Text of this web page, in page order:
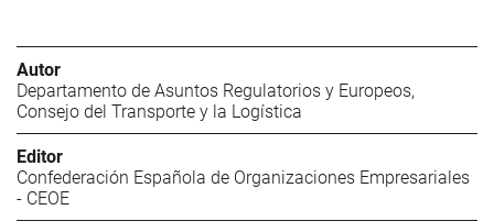
Autor
Departamento de Asuntos Regulatorios y Europeos,
Consejo del Transporte y la Logística
Editor
Confederación Española de Organizaciones Empresariales
- CEOE